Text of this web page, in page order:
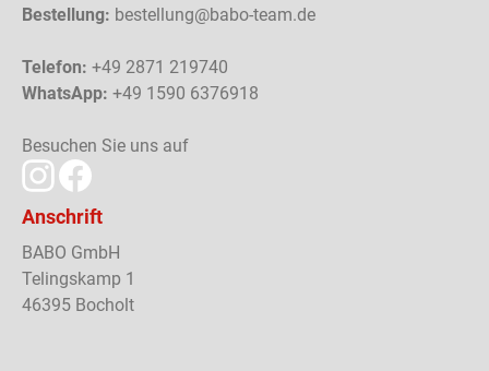
Bestellung: bestellung@babo-team.de
Telefon: +49 2871 219740
WhatsApp: +49 1590 6376918
Besuchen Sie uns auf
Anschrift
BABO GmbH
Telingskamp 1
46395 Bocholt